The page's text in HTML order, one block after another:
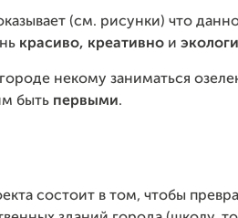
(см. рисунки) что
красиво, креативно и
некому заниматься
быть первыми.
состоит в том, чтобы